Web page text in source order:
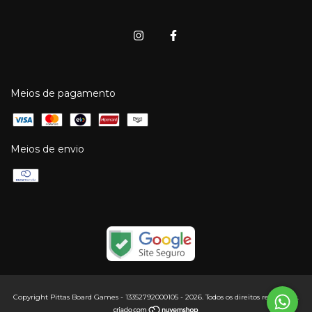
Meios de pagamento
Meios de envio
Copyright Pittas Board Games - 13352792000105 - 2026. Todos os direitos reservados.